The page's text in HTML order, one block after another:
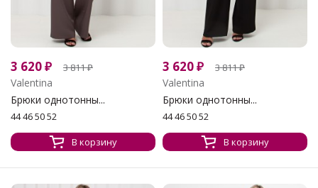
3 620₽ 3 811₽
Valentina
Брюки однотонны...
44 46 50 52
В корзину
3 620₽ 3 811₽
Valentina
Брюки однотонны...
44 46 50 52
В корзину